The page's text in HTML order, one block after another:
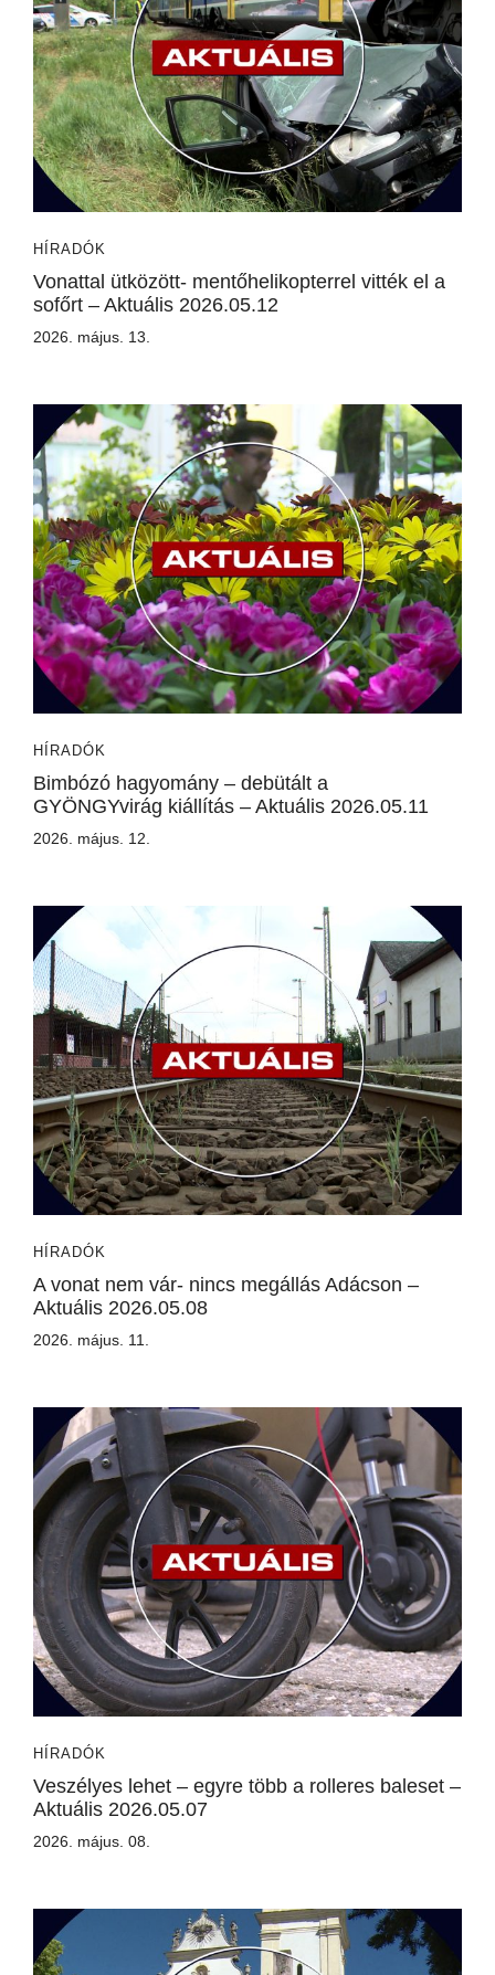
HÍRADÓK
Vonattal ütközött- mentőhelikopterrel vitték el a
sofőrt – Aktuális 2026.05.12
2026. május. 13.
HÍRADÓK
Bimbózó hagyomány – debütált a
GYÖNGYvirág kiállítás – Aktuális 2026.05.11
2026. május. 12.
HÍRADÓK
A vonat nem vár- nincs megállás Adácson –
Aktuális 2026.05.08
2026. május. 11.
HÍRADÓK
Veszélyes lehet – egyre több a rolleres baleset –
Aktuális 2026.05.07
2026. május. 08.